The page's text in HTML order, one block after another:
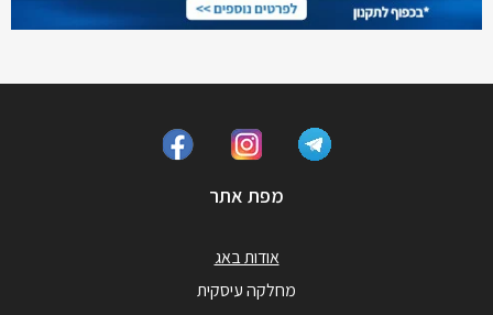
מפת אתר
אודות באג
מחלקה עיסקית